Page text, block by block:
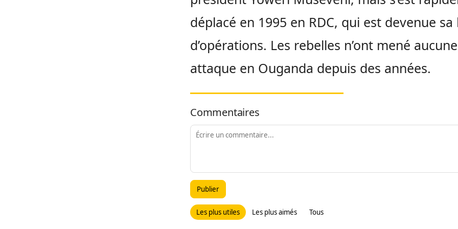
déplacé en 1995 en RDC, qui est devenue sa
d’opérations. Les rebelles n’ont mené aucune
attaque en Ouganda depuis des années.
Commentaires
Publier
Les plus utiles Les plus aimés Tous